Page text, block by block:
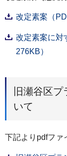
改定素案（
改定素案に対
276KB）
旧瀬谷区
いて
下記よりpdfファ